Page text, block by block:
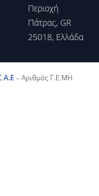
Περιοχή
Πάτρας, GR
25018, Ελλάδα
Α.Ε – Αριθμός Γ.Ε.ΜΗ